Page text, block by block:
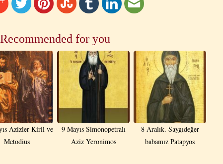
Recommended for you
Azizler Kiril ve
Metodius
9 Mayıs Simonopetralı
Aziz Yeronimos
8 Aralık. Saygıdeğer
babamız Patapyos